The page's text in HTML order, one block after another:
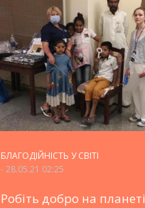
БЛАГОДІЙНІСТЬ У СВІТІ
- 28.05.21 02:25
Робіть добро на планеті